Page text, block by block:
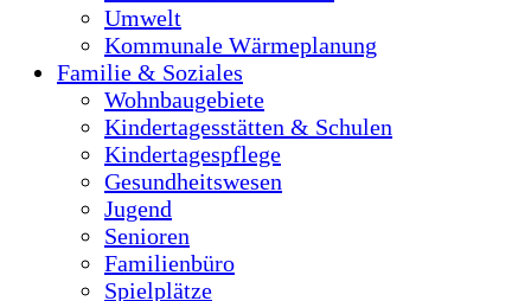
Umwelt
Kommunale Wärmeplanung
Familie & Soziales
Wohnbaugebiete
Kindertagesstätten & Schulen
Kindertagespflege
Gesundheitswesen
Jugend
Senioren
Familienbüro
Spielplätze